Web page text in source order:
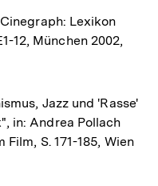
Lexikon
12, München 2002,
Jazz und 'Rasse'
in: Andrea Pollach
Film, S. 171-185, Wien